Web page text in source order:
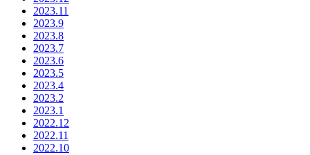
2023.11
2023.9
2023.8
2023.7
2023.6
2023.5
2023.4
2023.2
2023.1
2022.12
2022.11
2022.10